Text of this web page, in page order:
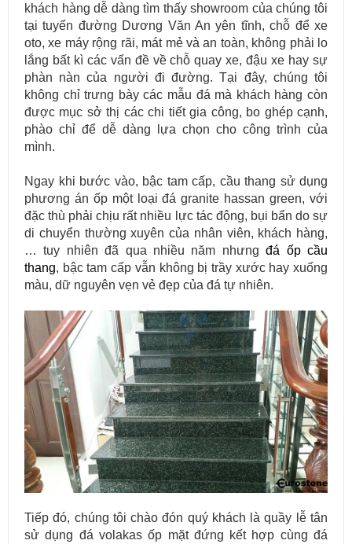
khách hàng dễ dàng tìm thấy showroom của chúng tôi
tại tuyến đường Dương Văn An yên tĩnh, chỗ để xe
oto, xe máy rộng rãi, mát mẻ và an toàn, không phải lo
lắng bất kì các vấn đề về chỗ quay xe, đậu xe hay sự
phàn nàn của người đi đường. Tại đây, chúng tôi
không chỉ trưng bày các mẫu đá mà khách hàng còn
được mục sở thị các chi tiết gia công, bo ghép cạnh,
phào chỉ để dễ dàng lựa chọn cho công trình của
mình.
Ngay khi bước vào, bậc tam cấp, cầu thang sử dụng
phương án ốp một loại đá granite hassan green, với
đặc thù phải chịu rất nhiều lực tác động, bụi bẩn do sự
di chuyển thường xuyên của nhân viên, khách hàng,
… tuy nhiên đã qua nhiều năm nhưngđá ốp cầu
thang, bậc tam cấp vẫn không bị trầy xước hay xuống
màu, dữ nguyên vẹn vẻ đẹp của đá tự nhiên.
Tiếp đó, chúng tôi chào đón quý khách là quầy lễ tân
sử dụng đá volakas ốp mặt đứng kết hợp cùng đá